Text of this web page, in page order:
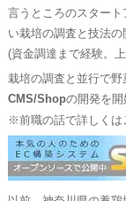
言うところのスター
い栽培の調査と技法の
(資金調達まで経験。
栽培の調査と並行で
CMS/Shopの開発を開
※前職の話で詳しくは